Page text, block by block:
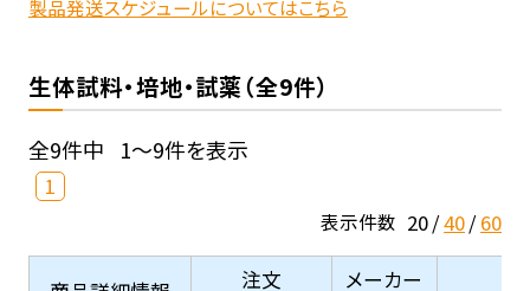
製品発送スケジュールについてはこちら
生体試料・培地・試薬（全9件）
全9件中 1～9件を表示
1
表示件数 20 40 60
注文
メーカー